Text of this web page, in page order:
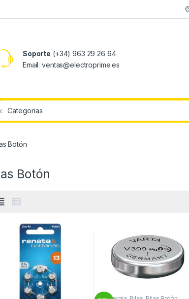
Soporte (+34) 963 29 26 64
Email: ventas@electroprime.es
for:
Botón
Botón